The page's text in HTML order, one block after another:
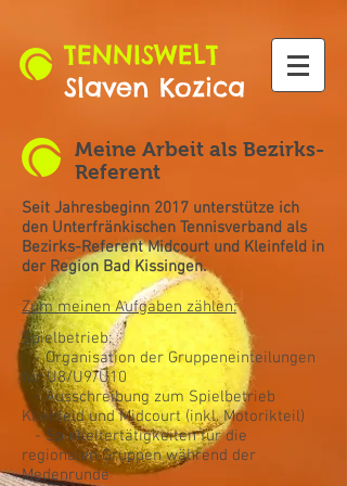
TENNISWELT
Slaven Kozica
Meine Arbeit als Bezirks-
Referent
Seit Jahresbeginn 2017 unterstütze ich
den Unterfränkischen Tennisverband als
Bezirks-Referent Midcourt und Kleinfeld in
der Region Bad Kissingen.
Zum meinen Aufgaben zählen:
Spielbetrieb:
- Organisation der Gruppeneinteilungen
für U8/U9/U10
- Ausschreibung zum Spielbetrieb
Kleinfeld und Midcourt (inkl. Motorikteil)
- Spielleitertätigkeiten für die
regionalen Gruppen während der
Medenrunde